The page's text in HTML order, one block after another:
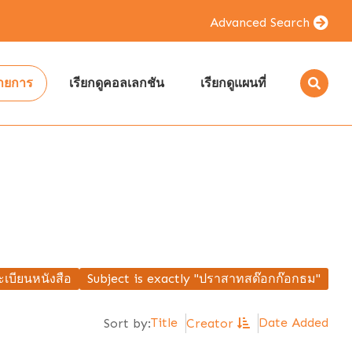
Advanced Search
ยการ เรียกดูคอลเลกชัน เรียกดูแผนที่
บียนหนังสือ Subject is exactly "ปราสาทสด๊อกก๊อกธม"
Sort by:Title Creator Date Added